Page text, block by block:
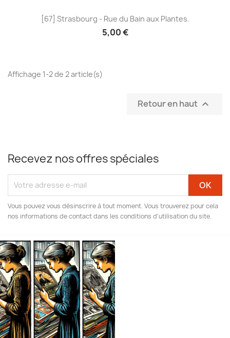
[67] Strasbourg - Rue du Bain aux Plantes.
5,00 €
Affichage 1-2 de 2 article(s)
Retour en haut 
Recevez nos offres spéciales
Vous pouvez vous désinscrire à tout moment. Vous trouverez pour cela
nos informations de contact dans les conditions d'utilisation du site.